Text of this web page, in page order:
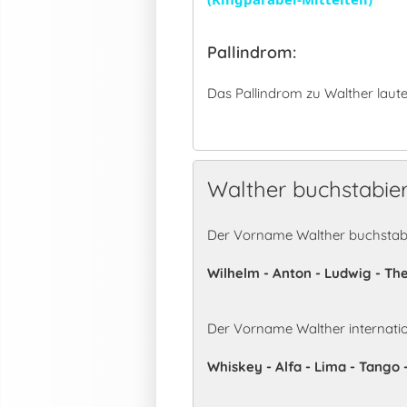
Pallindrom:
Das Pallindrom zu Walther
Walther
Der Vorname Walther
Wilhelm - Anton - Ludwig -
Der Vorname Walther
Whiskey - Alfa - Lima - Tango